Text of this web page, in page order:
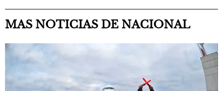
MAS NOTICIAS DE NACIONAL